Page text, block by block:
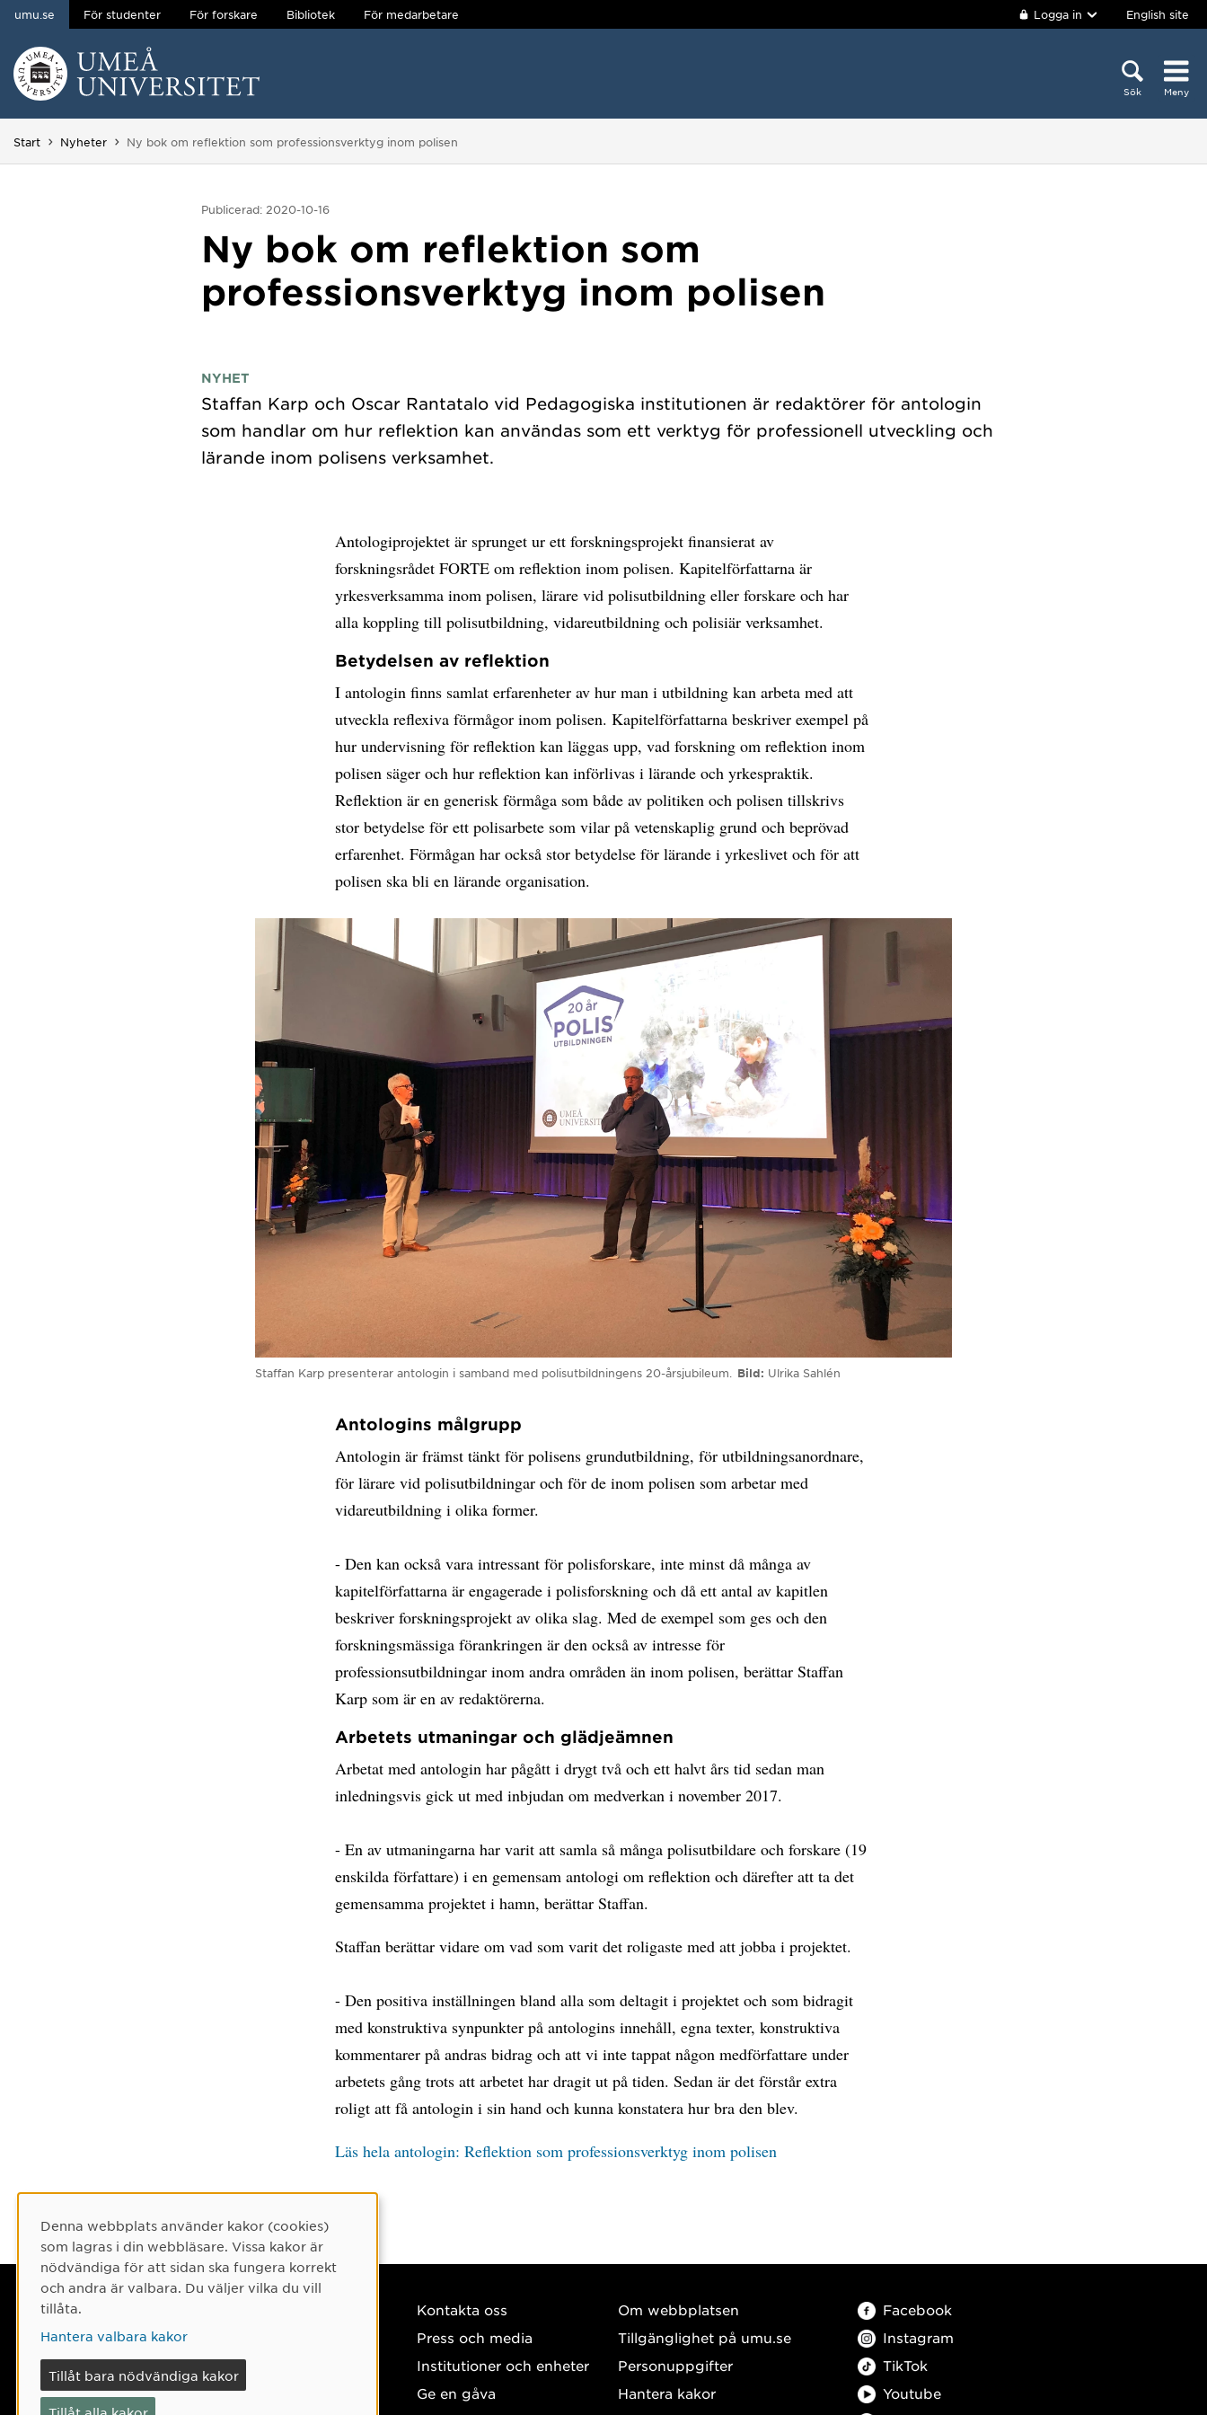
Hoppa direkt till innehållet
umu.se För studenter För forskare Bibliotek För medarbetare Logga in English site
Sök Meny
Start Nyheter Du är här:
Ny bok om reflektion som professionsverktyg inom polisen
Publicerad: 2020-10-16
Ny bok om reflektion som
professionsverktyg inom polisen
NYHET
Staffan Karp och Oscar Rantatalo vid Pedagogiska institutionen är redaktörer för antologin
som handlar om hur reflektion kan användas som ett verktyg för professionell utveckling och
Antologiprojektet är sprunget ur ett forskningsprojekt finansierat av
forskningsrådet FORTE om reflektion inom polisen. Kapitelförfattarna är
yrkesverksamma inom polisen, lärare vid polisutbildning eller forskare och har
alla koppling till polisutbildning, vidareutbildning och polisiär verksamhet.
Betydelsen av reflektion
I antologin finns samlat erfarenheter av hur man i utbildning kan arbeta med att
utveckla reflexiva förmågor inom polisen. Kapitelförfattarna beskriver exempel på
hur undervisning för reflektion kan läggas upp, vad forskning om reflektion inom
polisen säger och hur reflektion kan införlivas i lärande och yrkespraktik.
Reflektion är en generisk förmåga som både av politiken och polisen tillskrivs
stor betydelse för ett polisarbete som vilar på vetenskaplig grund och beprövad
erfarenhet. Förmågan har också stor betydelse för lärande i yrkeslivet och för att
polisen ska bli en lärande organisation.
Staffan Karp presenterar antologin i samband med polisutbildningens 20-årsjubileum. Bild Ulrika Sahlén
Antologins målgrupp
Antologin är främst tänkt för polisens grundutbildning, för utbildningsanordnare,
för lärare vid polisutbildningar och för de inom polisen som arbetar med
vidareutbildning i olika former.
- Den kan också vara intressant för polisforskare, inte minst då många av
kapitelförfattarna är engagerade i polisforskning och då ett antal av kapitlen
beskriver forskningsprojekt av olika slag. Med de exempel som ges och den
forskningsmässiga förankringen är den också av intresse för
professionsutbildningar inom andra områden än inom polisen, berättar Staffan
Karp som är en av redaktörerna.
Arbetets utmaningar och glädjeämnen
Arbetat med antologin har pågått i drygt två och ett halvt års tid sedan man
inledningsvis gick ut med inbjudan om medverkan i november 2017.
- En av utmaningarna har varit att samla så många polisutbildare och forskare (19
enskilda författare) i en gemensam antologi om reflektion och därefter att ta det
gemensamma projektet i hamn, berättar Staffan.
Staffan berättar vidare om vad som varit det roligaste med att jobba i projektet.
- Den positiva inställningen bland alla som deltagit i projektet och som bidragit
med konstruktiva synpunkter på antologins innehåll, egna texter, konstruktiva
kommentarer på andras bidrag och att vi inte tappat någon medförfattare under
arbetets gång trots att arbetet har dragit ut på tiden. Sedan är det förstår extra
roligt att få antologin i sin hand och kunna konstatera hur bra den blev.
Läs hela antologin: Reflektion som professionsverktyg inom polisen
Tel: 090-786 50 00
Hitta till oss
Kontakta oss
Press och media
Institutioner och enheter
Ge en gåva
Om webbplatsen
Tillgänglighet på umu.se
Personuppgifter
Hantera kakor
Facebook
Instagram
TikTok
Youtube
Cookie-samtycke
Denna webbplats använder kakor (cookies)
som lagras i din webbläsare. Vissa kakor är
nödvändiga för att sidan ska fungera korrekt
och andra är valbara. Du väljer vilka du vill
tillåta.
Hantera valbara kakor
Tillåt bara nödvändiga kakor